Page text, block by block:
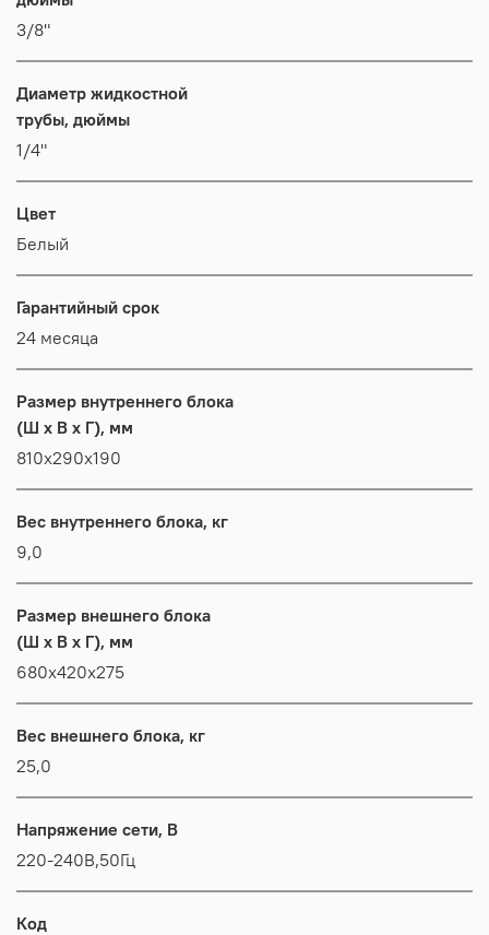
3/8"
Диаметр жидкостной
трубы, дюймы
1/4"
Цвет
Белый
Гарантийный срок
24 месяца
Размер внутреннего блока
(Ш x В x Г), мм
810x290x190
Вес внутреннего блока, кг
9,0
Размер внешнего блока
(Ш x В x Г), мм
680x420x275
Вес внешнего блока, кг
25,0
Напряжение сети, В
220-240В,50Гц
Код